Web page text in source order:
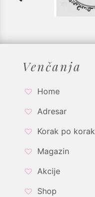
Venčanja
Home
Adresar
Korak po korak
Magazin
Akcije
Shop